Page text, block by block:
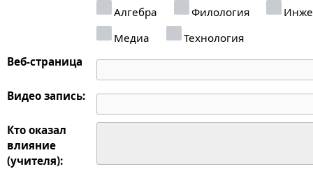
Алгебра
Филология
Медиа
Технология
Веб-страница
Видео запись:
Кто оказал
влияние
(учителя):